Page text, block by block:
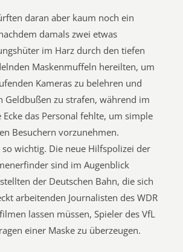
daran aber kaum noch ein
damals zwei etwas
im Harz durch den tiefen
Maskenmuffeln hereilten, um
Kameras zu belehren und
Geldbußen zu strafen, während im
das Personal fehlte, um simple
Besuchern vorzunehmen.
wichtig. Die neue Hilfspolizei der
sind im Augenblick
der Deutschen Bahn, die sich
arbeitenden Journalisten des WDR
lassen müssen, Spieler des VfL
einer Maske zu überzeugen.